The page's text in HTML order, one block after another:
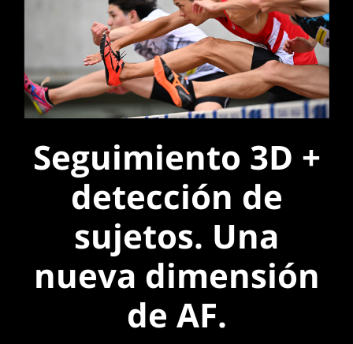
Seguimiento 3D +
detección de
sujetos. Una
nueva dimensión
de AF.